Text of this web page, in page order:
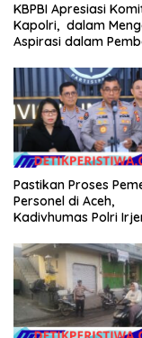
KBPBI Apresiasi
Kapolri, dalam
Aspirasi dalam
Pastikan Proses
Personel di Aceh,
Kadivhumas Polri
Dilaksanakan Secara
Profesional dan